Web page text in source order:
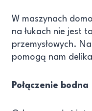
W maszynach
na łukach nie jest
przemysłowych.
pomogą nam
Połączenie bodna